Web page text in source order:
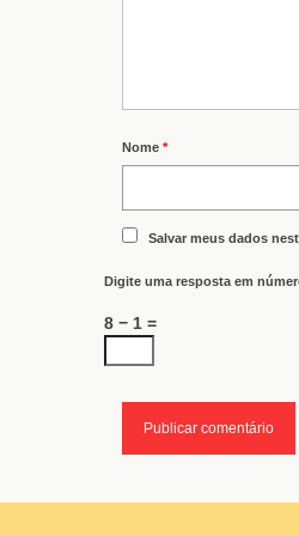
Nome *
Salvar meus dados
Digite uma resposta em
8 − 1 =